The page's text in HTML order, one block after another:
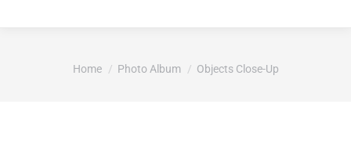
Je bent hier:
Home Photo Album Objects Close-Up